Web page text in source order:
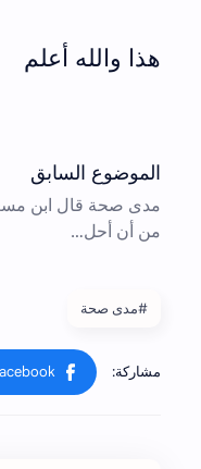
هذا والله أعلم
#مدى صحة